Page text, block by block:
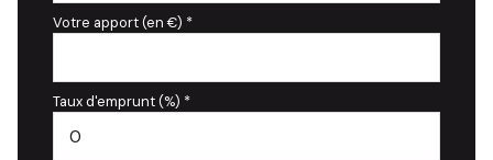
Votre apport (en €) *
Taux d'emprunt (%) *